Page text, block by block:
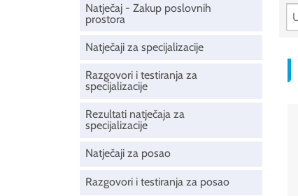
Natječaj - Zakup poslovnih
prostora
Natječaji za specijalizacije
Razgovori i testiranja za
specijalizacije
Rezultati natječaja za
specijalizacije
Natječaji za posao
Razgovori i testiranja za posao